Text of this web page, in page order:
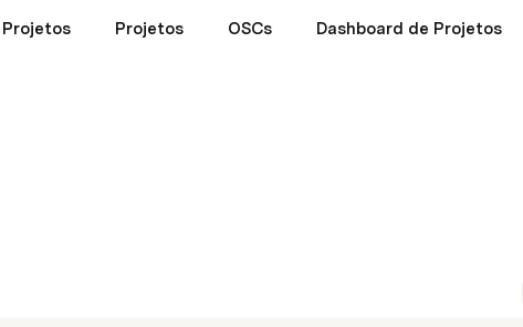
Projetos Projetos OSCs Dashboard de Projetos